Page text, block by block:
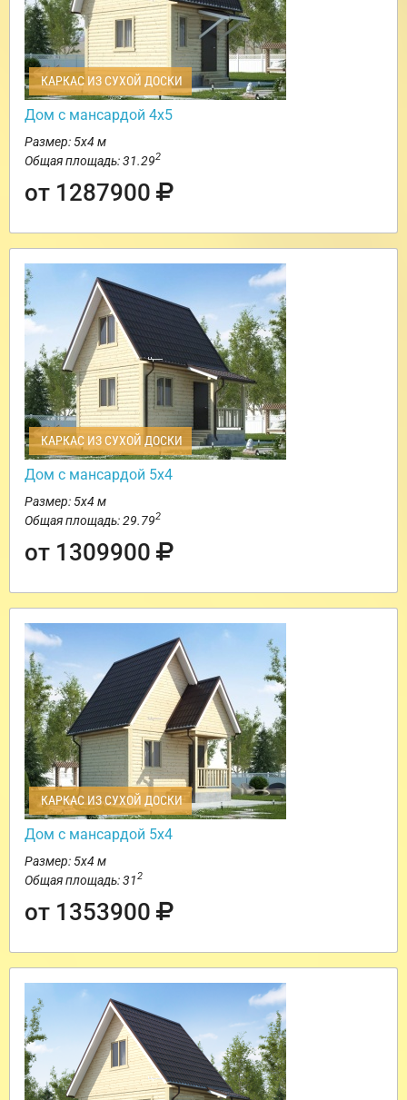
КАРКАС ИЗ СУХОЙ ДОСКИ
Дом с мансардой 4х5
Размер: 5х4 м
Общая площадь: 31.292
от 1287900
КАРКАС ИЗ СУХОЙ ДОСКИ
Дом с мансардой 5х4
Размер: 5х4 м
Общая площадь: 29.792
от 1309900
КАРКАС ИЗ СУХОЙ ДОСКИ
Дом с мансардой 5х4
Размер: 5х4 м
Общая площадь: 312
от 1353900